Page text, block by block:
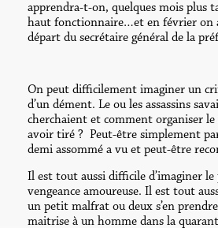
apprendra-t-on, quelques mois plus
haut fonctionnaire…et en février on
départ du secrétaire général de la
On peut difficilement imaginer un
d’un dément. Le ou les assassins
cherchaient et comment organiser le
avoir tiré ? Peut-être simplement
demi assommé a vu et peut-être
Il est tout aussi difficile d’imaginer
vengeance amoureuse. Il est tout
un petit malfrat ou deux s’en
maitrise à un homme dans la